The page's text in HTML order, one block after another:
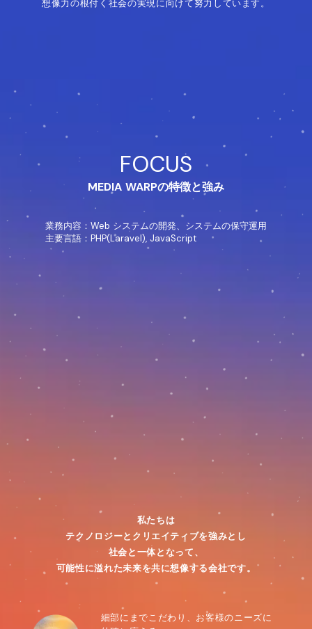
想像力の根付く社会の実現に向けて努力しています。
FOCUS
MEDIA WARPの特徴と強み
業務内容： Web システムの開発、システムの保守運用
主要言語： PHP(Laravel), JavaScript
私たちは
テクノロジーとクリエイティブを強みとし
社会と一体となって、
可能性に溢れた未来を共に想像する会社です。
細部にまでこだわり、お客様のニーズに